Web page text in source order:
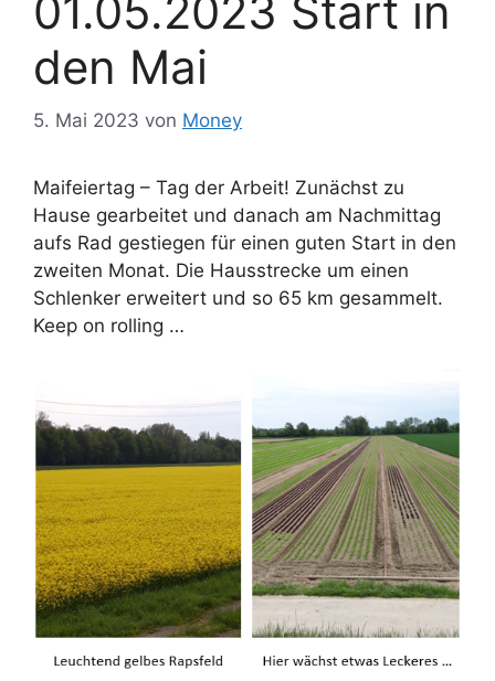
01.05.2023 Start in
den Mai
5. Mai 2023 von Money
Maifeiertag – Tag der Arbeit! Zunächst zu
Hause gearbeitet und danach am Nachmittag
aufs Rad gestiegen für einen guten Start in den
zweiten Monat. Die Hausstrecke um einen
Schlenker erweitert und so 65 km gesammelt.
Keep on rolling …